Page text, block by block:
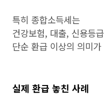
특히 종합소득세는
건강보험, 대출, 신용등
단순 환급 이상의 의미
실제 환급 놓친 사례